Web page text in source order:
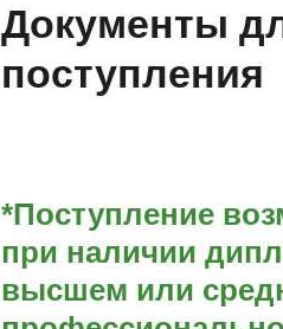
Документы
поступления
*Поступление
при наличии
высшем или